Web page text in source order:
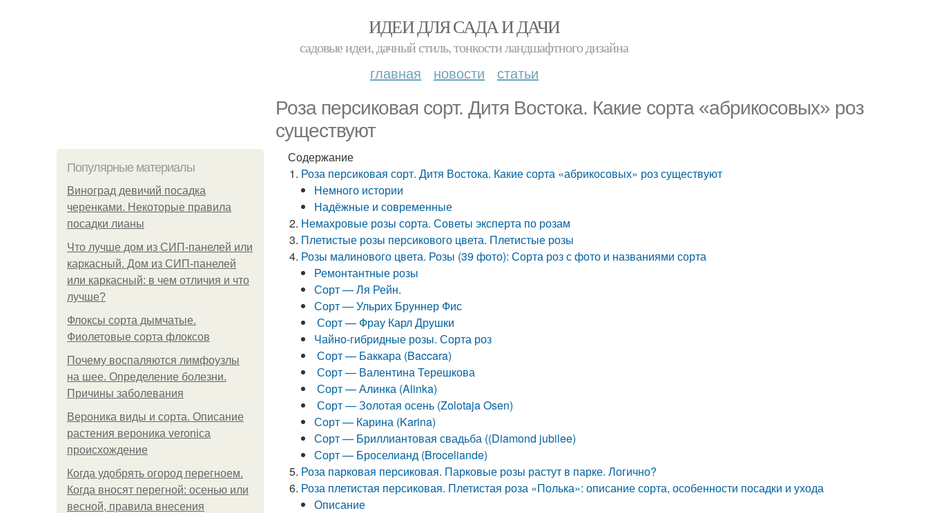
ИДЕИ ДЛЯ САДА И ДАЧИ
садовые идеи, дачный стиль, тонкости ландшафтного дизайна
главная новости статьи
Роза персиковая сорт. Дитя Востока. Какие сорта «абрикосовых» роз
существуют
Популярные материалы
Виноград девичий посадка
черенками. Некоторые правила
посадки лианы
Что лучше дом из СИП-панелей или
каркасный. Дом из СИП-панелей
или каркасный: в чем отличия и что
лучше?
Флоксы сорта дымчатые.
Фиолетовые сорта флоксов
Почему воспаляются лимфоузлы
на шее. Определение болезни.
Причины заболевания
Вероника виды и сорта. Описание
растения вероника veronica
происхождение
Когда удобрять огород перегноем.
Когда вносят перегной: осенью или
весной, правила внесения
Содержание
Роза персиковая сорт. Дитя Востока. Какие сорта «абрикосовых» роз существуют
Немного истории
Надёжные и современные
Немахровые розы сорта. Советы эксперта по розам
Плетистые розы персикового цвета. Плетистые розы
Розы малинового цвета. Розы (39 фото): Сорта роз с фото и названиями сорта
Ремонтантные розы
Сорт — Ля Рейн.
Сорт — Ульрих Бруннер Фис
Сорт — Фрау Карл Друшки
Чайно-гибридные розы. Сорта роз
Сорт — Баккара (Baccara)
Сорт — Валентина Терешкова
Сорт — Алинка (Alinka)
Сорт — Золотая осень (Zolotaja Osen)
Сорт — Карина (Karina)
Сорт — Бриллиантовая свадьба ((Diamond jubilee)
Сорт — Броселианд (Broceliande)
Роза парковая персиковая. Парковые розы растут в парке. Логично?
Роза плетистая персиковая. Плетистая роза «Полька»: описание сорта, особенности посадки и ухода
Описание